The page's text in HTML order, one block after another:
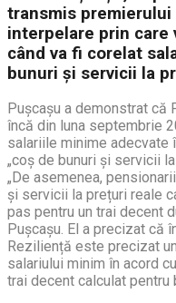
transmis premierului
interpelare prin care
când va fi corelat
bunuri și servicii la
Pușcașu a demonstrat că
încă din luna septembrie
salariile minime adecvate
„coș de bunuri și servicii
„De asemenea,
și servicii la prețuri reale
pas pentru un trai decent
Pușcașu. El a precizat că
Reziliență este precizat
salariului minim în acord
trai decent calculat pentru